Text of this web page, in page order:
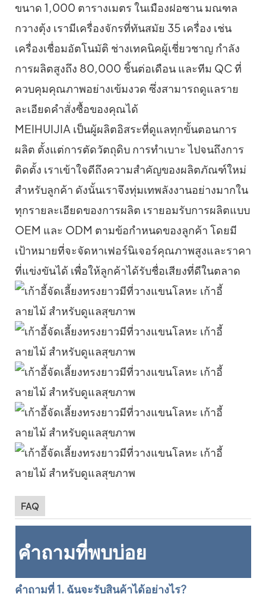
ขนาด 1,000 ตารางเมตร ในเมืองฝอซาน มณฑล
กวางตุ้ง เรามีเครื่องจักรที่ทันสมัย ​​35 เครื่อง เช่น
เครื่องเชื่อมอัตโนมัติ ช่างเทคนิคผู้เชี่ยวชาญ กำลัง
การผลิตสูงถึง 80,000 ชิ้นต่อเดือน และทีม QC ที่
ควบคุมคุณภาพอย่างเข้มงวด ซึ่งสามารถดูแลราย
ละเอียดคำสั่งซื้อของคุณได้
MEIHUIJIA เป็นผู้ผลิตอิสระที่ดูแลทุกขั้นตอนการ
ผลิต ตั้งแต่การตัดวัตถุดิบ การทำเบาะ ไปจนถึงการ
ติดตั้ง เราเข้าใจดีถึงความสำคัญของผลิตภัณฑ์ใหม่
สำหรับลูกค้า ดังนั้นเราจึงทุ่มเทพลังงานอย่างมากใน
ทุกรายละเอียดของการผลิต เรายอมรับการผลิตแบบ
OEM และ ODM ตามข้อกำหนดของลูกค้า โดยมี
เป้าหมายที่จะจัดหาเฟอร์นิเจอร์คุณภาพสูงและราคา
ที่แข่งขันได้ เพื่อให้ลูกค้าได้รับชื่อเสียงที่ดีในตลาด
FAQ
คำถามที่พบบ่อย
คำถามที่ 1. ฉันจะรับสินค้าได้อย่างไร?